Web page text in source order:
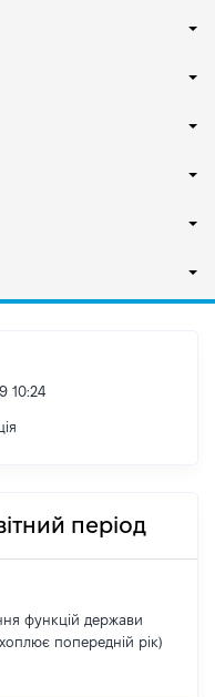
10:24
період
функцій держави
попередній рік)